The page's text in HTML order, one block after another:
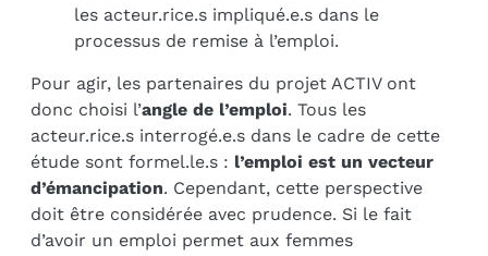
les acteur.rice.s impliqué.e.s dans le
processus de remise à l’emploi.
Pour agir, les partenaires du projet ACTIV ont
donc choisi l’angle de l’emploi. Tous les
acteur.rice.s interrogé.e.s dans le cadre de cette
étude sont formel.le.s : l’emploi est un vecteur
d’émancipation. Cependant, cette perspective
doit être considérée avec prudence. Si le fait
d’avoir un emploi permet aux femmes